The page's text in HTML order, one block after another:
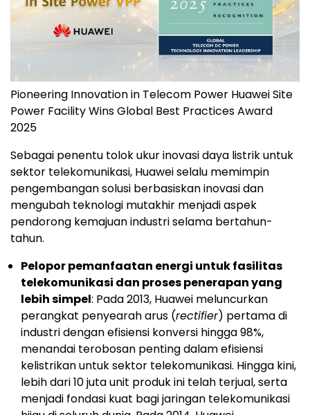
Pioneering Innovation in Telecom Power Huawei Site
Power Facility Wins Global Best Practices Award
2025
Sebagai penentu tolok ukur inovasi daya listrik untuk
sektor telekomunikasi, Huawei selalu memimpin
pengembangan solusi berbasiskan inovasi dan
mengubah teknologi mutakhir menjadi aspek
pendorong kemajuan industri selama bertahun-
tahun.
Pelopor pemanfaatan energi untuk fasilitas
telekomunikasi dan proses penerapan yang
lebih simpel: Pada 2013, Huawei meluncurkan
perangkat penyearah arus (rectifier) pertama di
industri dengan efisiensi konversi hingga 98%,
menandai terobosan penting dalam efisiensi
kelistrikan untuk sektor telekomunikasi. Hingga kini,
lebih dari 10 juta unit produk ini telah terjual, serta
menjadi fondasi kuat bagi jaringan telekomunikasi